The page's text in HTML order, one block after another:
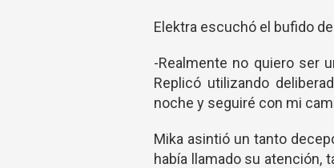
Elektra escuchó el bufido
-Realmente no quiero ser
Replicó utilizando
noche y seguiré con mi
Mika asintió un tanto
había llamado su atención,